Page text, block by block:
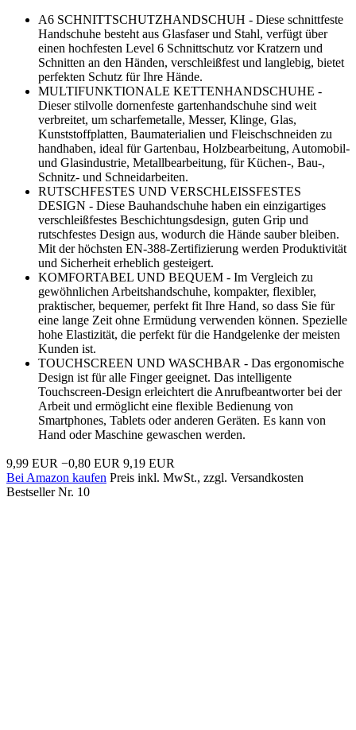
A6 SCHNITTSCHUTZHANDSCHUH - Diese schnittfeste
Handschuhe besteht aus Glasfaser und Stahl, verfügt über
einen hochfesten Level 6 Schnittschutz vor Kratzern und
Schnitten an den Händen, verschleißfest und langlebig, bietet
perfekten Schutz für Ihre Hände.
MULTIFUNKTIONALE KETTENHANDSCHUHE -
Dieser stilvolle dornenfeste gartenhandschuhe sind weit
verbreitet, um scharfemetalle, Messer, Klinge, Glas,
Kunststoffplatten, Baumaterialien und Fleischschneiden zu
handhaben, ideal für Gartenbau, Holzbearbeitung, Automobil-
und Glasindustrie, Metallbearbeitung, für Küchen-, Bau-,
Schnitz- und Schneidarbeiten.
RUTSCHFESTES UND VERSCHLEISSFESTES
DESIGN - Diese Bauhandschuhe haben ein einzigartiges
verschleißfestes Beschichtungsdesign, guten Grip und
rutschfestes Design aus, wodurch die Hände sauber bleiben.
Mit der höchsten EN-388-Zertifizierung werden Produktivität
und Sicherheit erheblich gesteigert.
KOMFORTABEL UND BEQUEM - Im Vergleich zu
gewöhnlichen Arbeitshandschuhe, kompakter, flexibler,
praktischer, bequemer, perfekt fit Ihre Hand, so dass Sie für
eine lange Zeit ohne Ermüdung verwenden können. Spezielle
hohe Elastizität, die perfekt für die Handgelenke der meisten
Kunden ist.
TOUCHSCREEN UND WASCHBAR - Das ergonomische
Design ist für alle Finger geeignet. Das intelligente
Touchscreen-Design erleichtert die Anrufbeantworter bei der
Arbeit und ermöglicht eine flexible Bedienung von
Smartphones, Tablets oder anderen Geräten. Es kann von
Hand oder Maschine gewaschen werden.
9,99 EUR −0,80 EUR 9,19 EUR
Bei Amazon kaufen Preis inkl. MwSt., zzgl. Versandkosten
Bestseller Nr. 10